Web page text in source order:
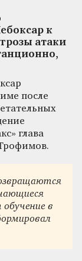
к
атаки
после
глава
в